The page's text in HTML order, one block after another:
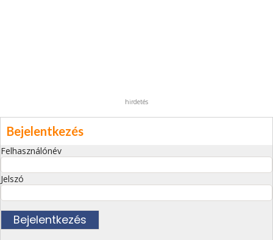
hirdetés
Bejelentkezés
Felhasználónév
Jelszó